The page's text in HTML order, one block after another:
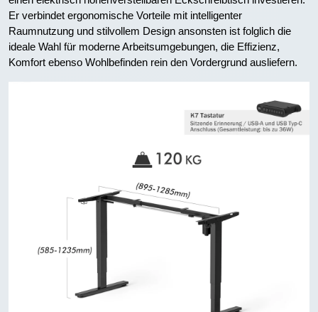
Er verbindet ergonomische Vorteile mit intelligenter
Raumnutzung und stilvollem Design ansonsten ist folglich die
ideale Wahl für moderne Arbeitsumgebungen, die Effizienz,
Komfort ebenso Wohlbefinden rein den Vordergrund ausliefern.